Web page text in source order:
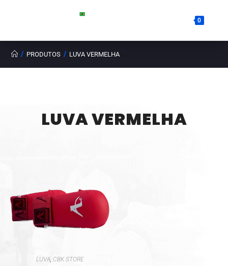
0
LUVA VERMELHA
/ PRODUTOS / LUVA VERMELHA
LUVA, CBK STORE